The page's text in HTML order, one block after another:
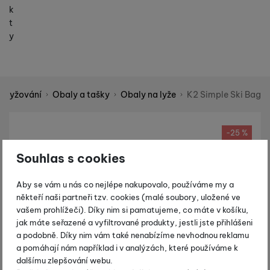
Souhlas s cookies
Aby se vám u nás co nejlépe nakupovalo, používáme my a
někteří naši partneři tzv. cookies (malé soubory, uložené ve
vašem prohlížeči). Díky nim si pamatujeme, co máte v košíku,
jak máte seřazené a vyfiltrované produkty, jestli jste přihlášeni
a podobně. Díky nim vám také nenabízíme nevhodnou reklamu
a pomáhají nám například i v analýzách, které používáme k
dalšímu zlepšování webu.
k
t
y
lyžování Obaly a tašky Obaly na lyže K2 Simple Ski Bag
-25 %